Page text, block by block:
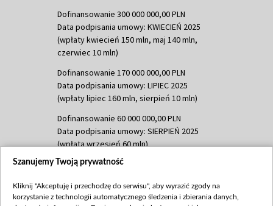
Dofinansowanie 300 000 000,00 PLN
Data podpisania umowy: KWIECIEŃ 2025
(wpłaty kwiecień 150 mln, maj 140 mln,
czerwiec 10 mln)
Dofinansowanie 170 000 000,00 PLN
Data podpisania umowy: LIPIEC 2025
(wpłaty lipiec 160 mln, sierpień 10 mln)
Dofinansowanie 60 000 000,00 PLN
Data podpisania umowy: SIERPIEŃ 2025
(wpłata wrzesień 60 mln)
Dofinansowanie 635 783 051,21 PLN
(wpłata wrzesień 100 mln, październik 350
mln, listopad 265 mln)
Szanujemy Twoją prywatność
Kliknij "Akceptuję i przechodzę do serwisu", aby wyrazić zgody na
korzystanie z technologii automatycznego śledzenia i zbierania danych,